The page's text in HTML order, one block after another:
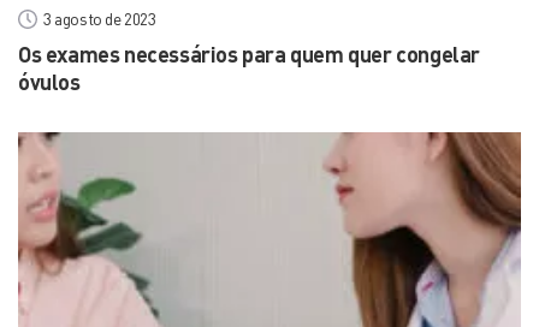
3 agosto de 2023
Os exames necessários para quem quer congelar
óvulos